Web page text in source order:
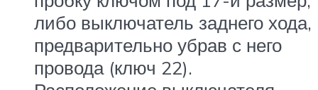
либо выключатель заднего хода,
предварительно убрав с него
провода (ключ 22).